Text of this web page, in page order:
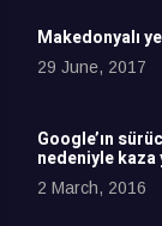
Makedonyalı
29 June, 2017
Google’ın
nedeniyle kaza
2 March, 2016